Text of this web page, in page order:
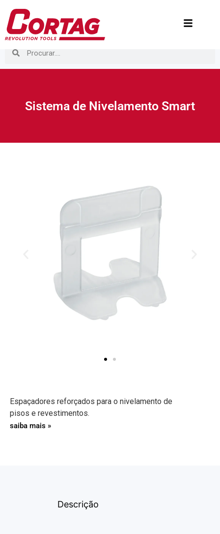
Sistema de Nivelamento Smart
Espaçadores reforçados para o nivelamento de
pisos e revestimentos.
saiba mais »
Descrição